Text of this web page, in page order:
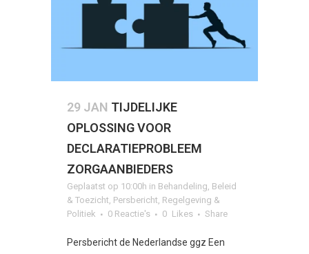
29 JAN TIJDELIJKE
OPLOSSING VOOR
DECLARATIEPROBLEEM
ZORGAANBIEDERS
Geplaatst op 10:00h in Behandeling, Beleid
& Toezicht, Persbericht, Regelgeving &
Politiek
0 Reactie's 0 Likes Share
Persbericht de Nederlandse ggz Een